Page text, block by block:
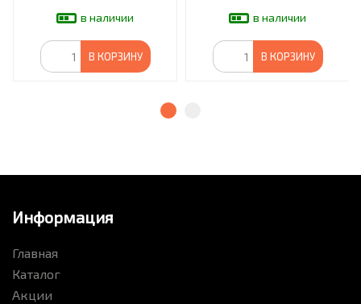
в наличии
В КОРЗИНУ
в наличии
В КОРЗИНУ
Информация
Главная
Каталог
Акции